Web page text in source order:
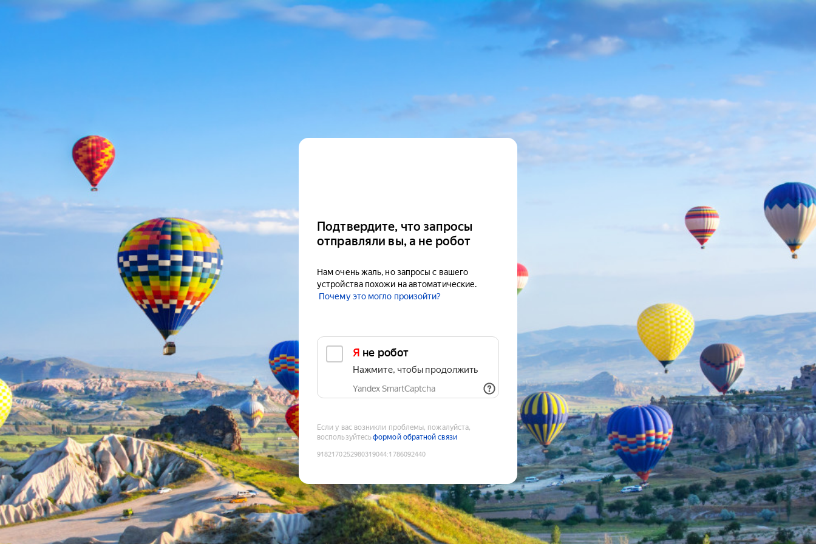
Подтвердите, что запросы
отправляли вы, а не робот
Нам очень жаль, но запросы с вашего
устройства похожи на автоматические.
Почему это могло произойти?
Я не робот
Нажмите, чтобы продолжить
Yandex SmartCaptcha
Если у вас возникли проблемы, пожалуйста,
воспользуйтесьформой обратной связи
9182170252980319044:1786092440